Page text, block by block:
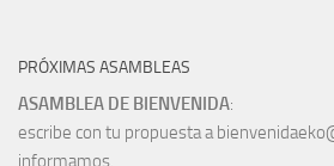
PRÓXIMAS ASAMBLEAS
ASAMBLEA DE BIENVENIDA:
escribe con tu propuesta a
informamos.